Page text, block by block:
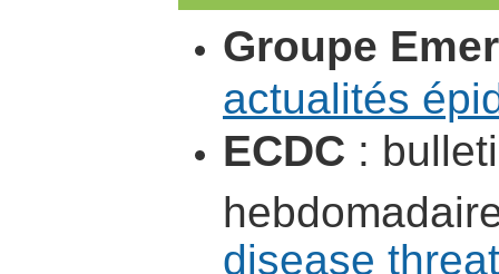
Groupe
actualités
ECDC :
disease